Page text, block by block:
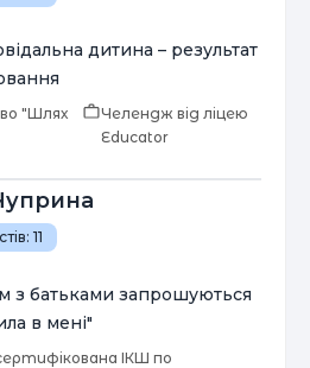
дитина – результат
"Шлях
Челендж від ліцею
Educator
11
з батьками запрошуються
в мені"
ІКШ по